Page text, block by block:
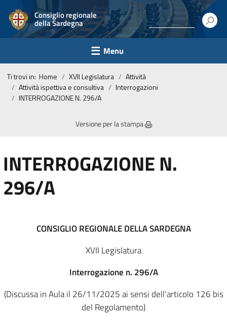
Consiglio regionale
della Sardegna
Menu
Ti trovi in: Home XVII Legislatura
Attività
Attività ispettiva e consultiva
Interrogazioni
INTERROGAZIONE N. 296/A
Versione per la stampa
INTERROGAZIONE N.
296/A
CONSIGLIO REGIONALE DELLA SARDEGNA
XVII Legislatura
Interrogazione n. 296/A
(Discussa in Aula il 26/11/2025 ai sensi dell’articolo 126 bis
del Regolamento)